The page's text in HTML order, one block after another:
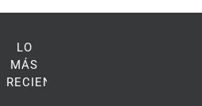
LO
MÁS
RECIENTE